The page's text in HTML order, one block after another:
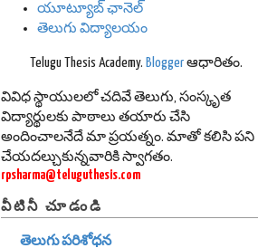
యూట్యూబ్ ఛానెల్
తెలుగు విద్యాలయం
Telugu Thesis Academy. Blogger ఆధారితం.
వివిధ స్థాయులలో చదివే తెలుగు, సంస్కృత
విద్యార్థులకు పాఠాలు తయారు చేసి
అందించాలనేదే మా ప్రయత్నం. మాతో కలిసి పని
చేయదల్చుకున్నవారికి స్వాగతం.
rpsharma@teluguthesis.com
వీటినీ చూడండి
తెలుగు పరిశోధన